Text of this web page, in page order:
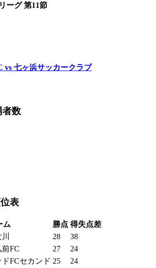
ーグ 第11節
vs 七ヶ浜サッカークラブ
者数
表
ム 勝点 得失点差
28
38
FC 27
24
FCセカンド 25
24